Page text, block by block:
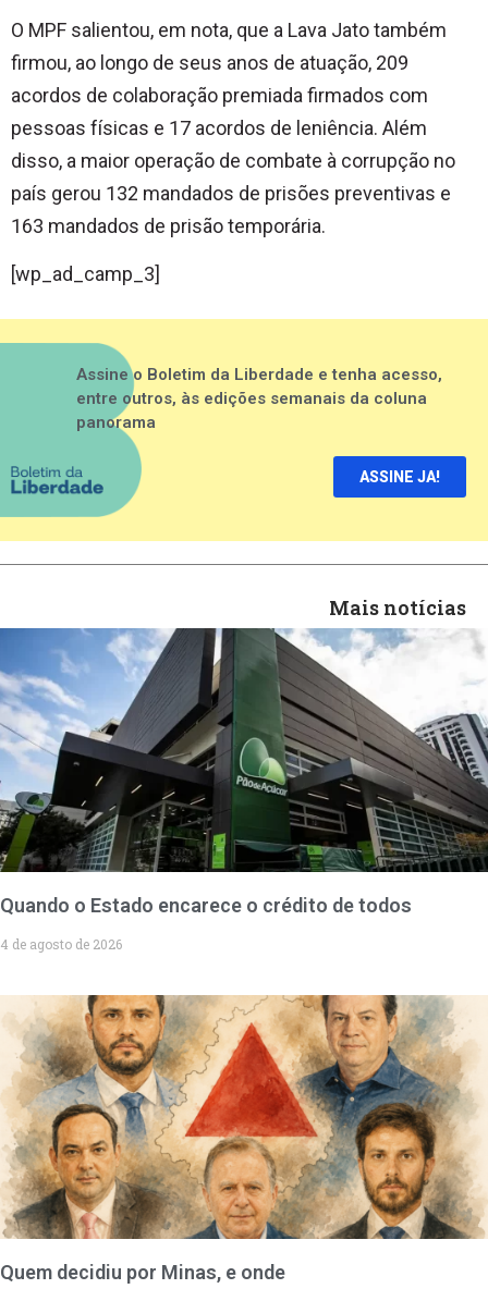
O MPF salientou, em nota, que a Lava Jato também
firmou, ao longo de seus anos de atuação, 209
acordos de colaboração premiada firmados com
pessoas físicas e 17 acordos de leniência. Além
disso, a maior operação de combate à corrupção no
país gerou 132 mandados de prisões preventivas e
163 mandados de prisão temporária.
[wp_ad_camp_3]
Assine o Boletim da Liberdade e tenha acesso,
entre outros, às edições semanais da coluna
panorama
ASSINE JA!
Mais notícias
Quando o Estado encarece o crédito de todos
4 de agosto de 2026
Quem decidiu por Minas, e onde